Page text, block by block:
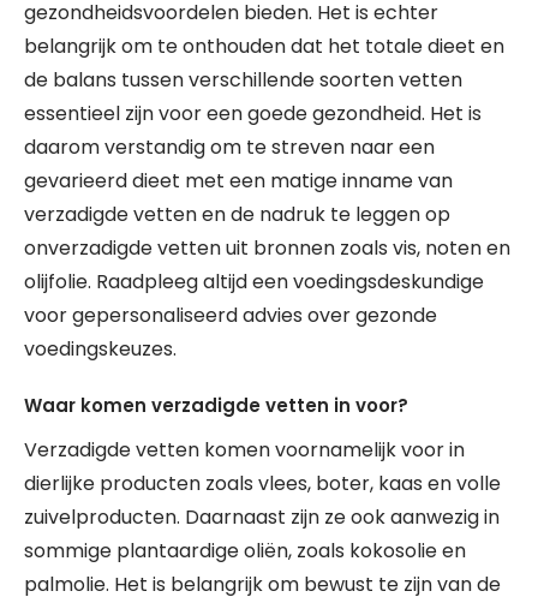
gezondheidsvoordelen bieden. Het is echter
belangrijk om te onthouden dat het totale dieet en
de balans tussen verschillende soorten vetten
essentieel zijn voor een goede gezondheid. Het is
daarom verstandig om te streven naar een
gevarieerd dieet met een matige inname van
verzadigde vetten en de nadruk te leggen op
onverzadigde vetten uit bronnen zoals vis, noten en
olijfolie. Raadpleeg altijd een voedingsdeskundige
voor gepersonaliseerd advies over gezonde
voedingskeuzes.
Waar komen verzadigde vetten in voor?
Verzadigde vetten komen voornamelijk voor in
dierlijke producten zoals vlees, boter, kaas en volle
zuivelproducten. Daarnaast zijn ze ook aanwezig in
sommige plantaardige oliën, zoals kokosolie en
palmolie. Het is belangrijk om bewust te zijn van de